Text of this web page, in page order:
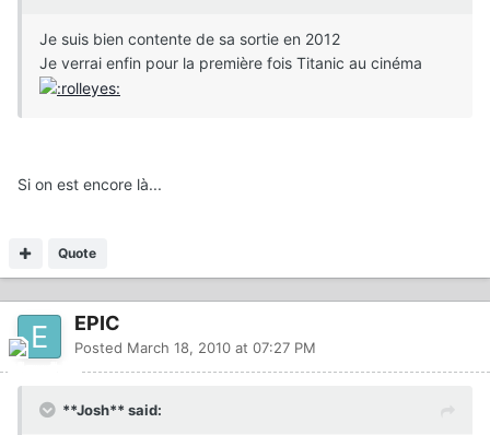
Je suis bien contente de sa sortie en 2012
Je verrai enfin pour la première fois Titanic au cinéma
Si on est encore là...
Quote
EPIC
Posted March 18, 2010 at 07:27 PM
**Josh** said: